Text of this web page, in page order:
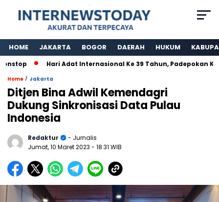
HOME JAKARTA BOGOR DAERAH HUKUM
Hari Adat Internasional Ke 39 Tahun, Padepokan
Home / Jakarta
Ditjen Bina Adwil Kemendagri
Dukung Sinkronisasi Data Pulau
Indonesia
Redaktur
- Jurnalis
Jumat, 10 Maret 2023 - 18:31 WIB